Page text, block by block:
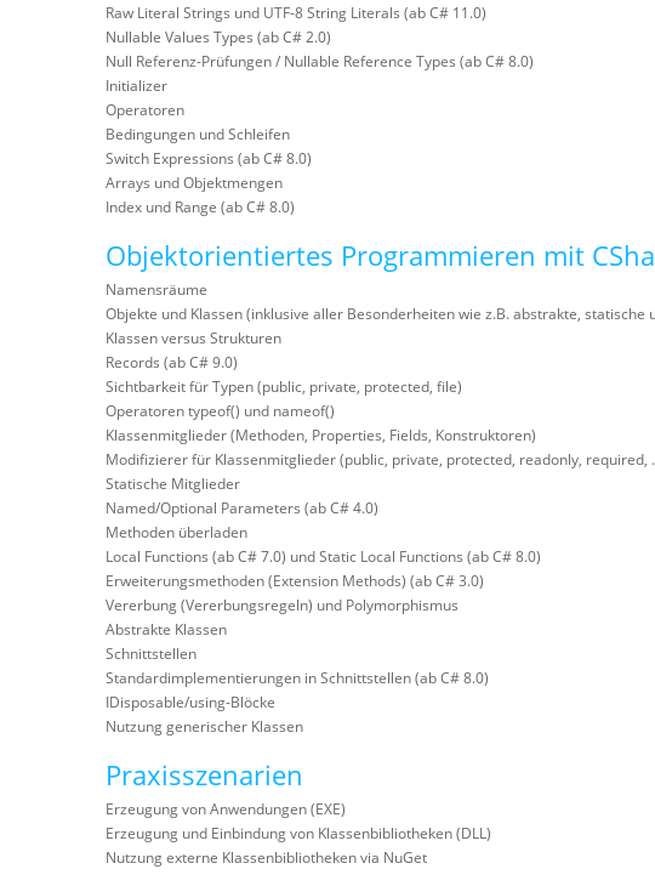
Raw Literal Strings und UTF-8 String Literals (ab C# 11.0)
Nullable Values Types (ab C# 2.0)
Null Referenz-Prüfungen / Nullable Reference Types (ab C# 8.0)
Initializer
Operatoren
Bedingungen und Schleifen
Switch Expressions (ab C# 8.0)
Arrays und Objektmengen
Index und Range (ab C# 8.0)
Objektorientiertes Programmieren mit
Namensräume
Objekte und Klassen (inklusive aller Besonderheiten wie z.B. abstrakte, statische
Klassen versus Strukturen
Records (ab C# 9.0)
Sichtbarkeit für Typen (public, private, protected, file)
Operatoren typeof() und nameof()
Klassenmitglieder (Methoden, Properties, Fields, Konstruktoren)
Modifizierer für Klassenmitglieder (public, private, protected, readonly, required,
Statische Mitglieder
Named/Optional Parameters (ab C# 4.0)
Methoden überladen
Local Functions (ab C# 7.0) und Static Local Functions (ab C# 8.0)
Erweiterungsmethoden (Extension Methods) (ab C# 3.0)
Vererbung (Vererbungsregeln) und Polymorphismus
Abstrakte Klassen
Schnittstellen
Standardimplementierungen in Schnittstellen (ab C# 8.0)
IDisposable/using-Blöcke
Nutzung generischer Klassen
Praxisszenarien
Erzeugung von Anwendungen (EXE)
Erzeugung und Einbindung von Klassenbibliotheken (DLL)
Nutzung externe Klassenbibliotheken via NuGet